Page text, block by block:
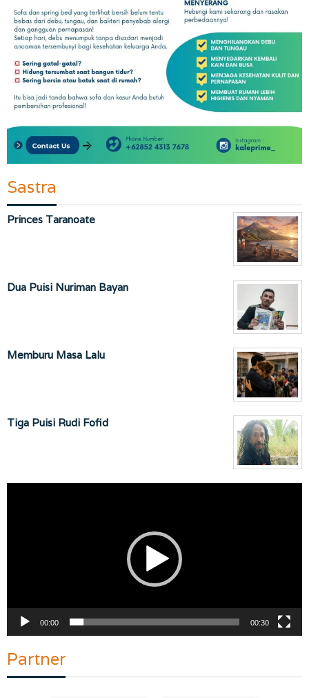
Sastra
Princes Taranoate
Dua Puisi Nuriman Bayan
Memburu Masa Lalu
Tiga Puisi Rudi Fofid
00:00 00:30
Partner